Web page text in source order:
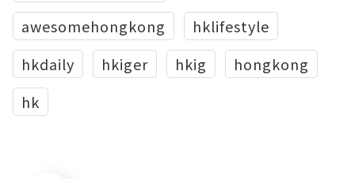
awesomehongkong
hklifestyle
hkdaily
hkiger hkig
hongkong
hk